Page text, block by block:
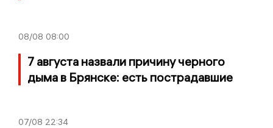
08/08 08:00
7 августа назвали причину черного
дыма в Брянске: есть пострадавшие
07/08 22:34